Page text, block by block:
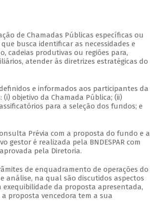
de Chamadas Públicas específicas ou
busca identificar as necessidades e
cadeias produtivas ou regiões para,
atender às diretrizes estratégicas do
e informados aos participantes da
objetivo da Chamada Pública; (ii)
para a seleção dos fundos; e
Prévia com a proposta do fundo e a
gestor é realizada pela BNDESPAR com
pela Diretoria.
de enquadramento de operações do
análise, na qual são discutidos aspectos
da proposta apresentada,
proposta vencedora tem a sua